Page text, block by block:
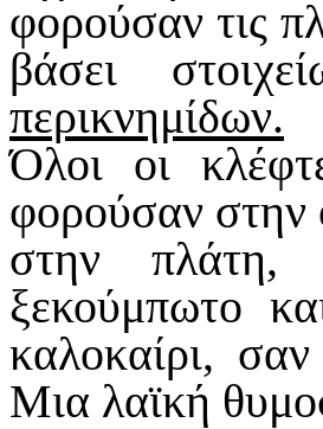
φορούσαν τις
βάσει
περικνημίδων.
Όλοι οι
φορούσαν στην
στην πλάτη,
ξεκούμπωτο
καλοκαίρι,
Μια λαϊκή